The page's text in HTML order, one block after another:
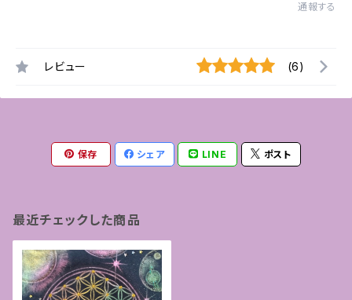
通報する
レビュー (6)
保存 シェア LINE ポスト
最近チェックした商品